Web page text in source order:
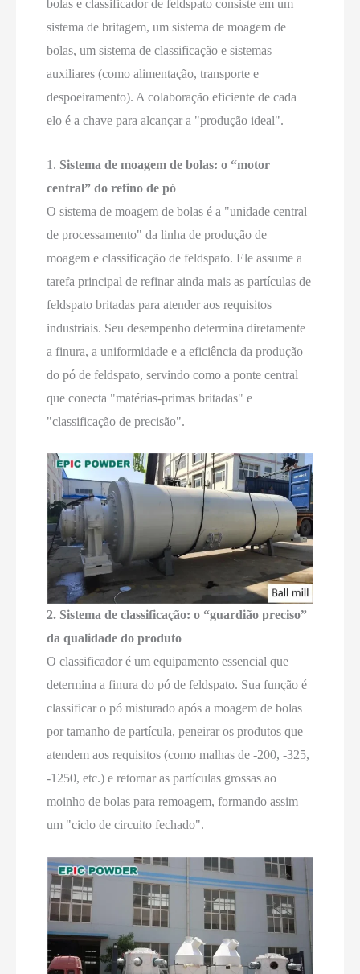
bolas e classificador de feldspato consiste em um
sistema de britagem, um sistema de moagem de
bolas, um sistema de classificação e sistemas
auxiliares (como alimentação, transporte e
despoeiramento). A colaboração eficiente de cada
elo é a chave para alcançar a "produção ideal".
1. Sistema de moagem de bolas: o “motor
central” do refino de pó
O sistema de moagem de bolas é a "unidade central
de processamento" da linha de produção de
moagem e classificação de feldspato. Ele assume a
tarefa principal de refinar ainda mais as partículas de
feldspato britadas para atender aos requisitos
industriais. Seu desempenho determina diretamente
a finura, a uniformidade e a eficiência da produção
do pó de feldspato, servindo como a ponte central
que conecta "matérias-primas britadas" e
"classificação de precisão".
2. Sistema de classificação: o “guardião preciso”
da qualidade do produto
O classificador é um equipamento essencial que
determina a finura do pó de feldspato. Sua função é
classificar o pó misturado após a moagem de bolas
por tamanho de partícula, peneirar os produtos que
atendem aos requisitos (como malhas de -200, -325,
-1250, etc.) e retornar as partículas grossas ao
moinho de bolas para remoagem, formando assim
um "ciclo de circuito fechado".